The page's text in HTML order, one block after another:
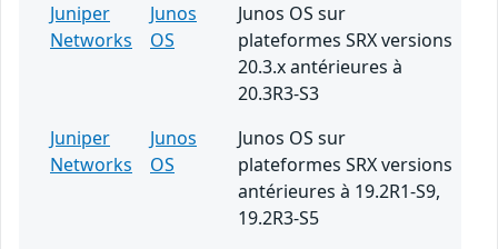
Juniper
Networks
Junos
OS
Junos OS sur
plateformes SRX versions
20.3.x antérieures à
20.3R3-S3
Juniper
Networks
Junos
OS
Junos OS sur
plateformes SRX versions
antérieures à 19.2R1-S9,
19.2R3-S5